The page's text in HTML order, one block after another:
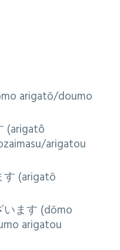
arigatō/doumo
(arigatô
arigatou
(arigatō
ます (dōmo
arigatou